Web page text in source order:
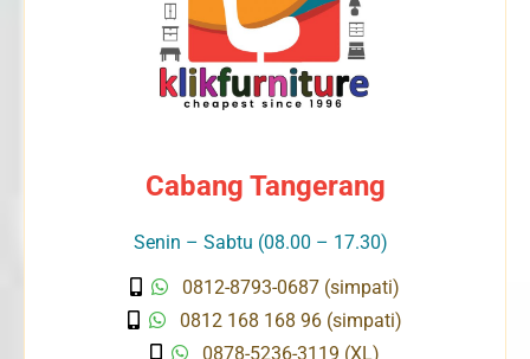
Cabang Tangerang
Senin – Sabtu (08.00 – 17.30)
0812-8793-0687 (simpati)
0812 168 168 96 (simpati)
0878-5236-3119 (XL)